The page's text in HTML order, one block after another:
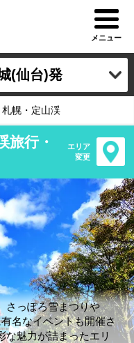
メニュー
(仙台)発
札幌・定山渓
旅行・
エリア
変更
さっぽろ雪まつりや
名なイベントも開催さ
な魅力が詰まったエリ